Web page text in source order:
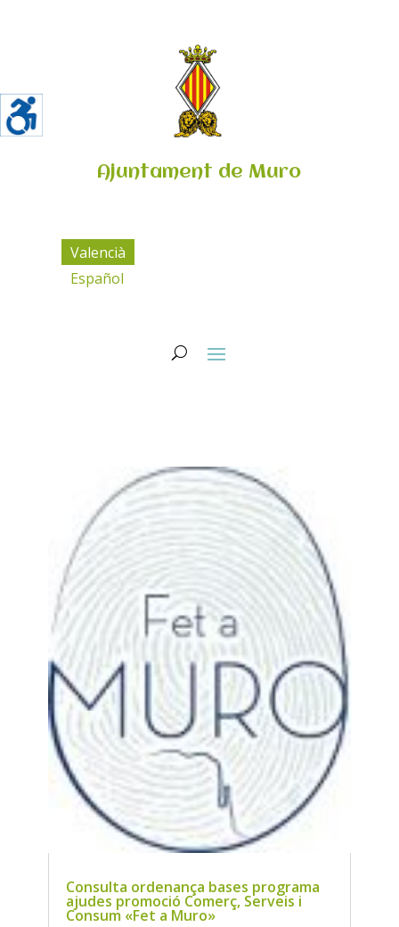
Ajuntament de Muro
Valencià
Español
Consulta ordenança bases programa
ajudes promoció Comerç, Serveis i
Consum «Fet a Muro»